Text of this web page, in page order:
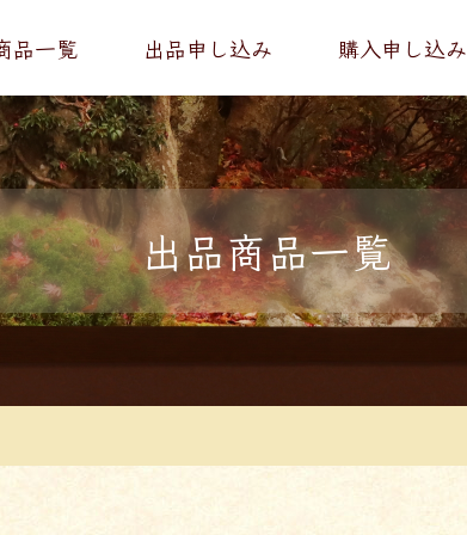
品一覧 出品申し込み 購入申し込み
出品商品一覧